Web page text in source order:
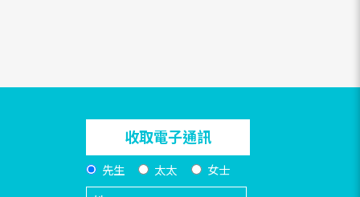
收取電子通訊
先生 太太 女士